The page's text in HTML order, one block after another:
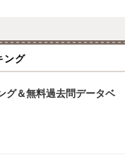
ング
グ＆無料過去問データベ